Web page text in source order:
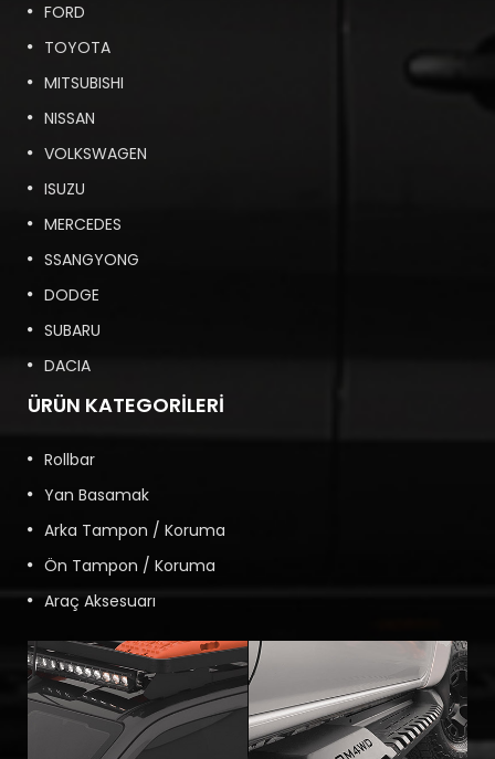
FORD
TOYOTA
MITSUBISHI
NISSAN
VOLKSWAGEN
ISUZU
MERCEDES
SSANGYONG
DODGE
SUBARU
DACIA
ÜRÜN KATEGORILERI
Rollbar
Yan Basamak
Arka Tampon / Koruma
Ön Tampon / Koruma
Araç Aksesuarı